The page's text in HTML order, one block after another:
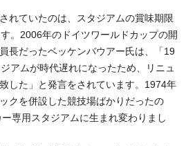
れていたのは、スタジアムの賞味期限
。2006年のドイツワールドカップの開
長だったベッケンバウアー氏は、「19
アムが時代遅れになったため、リニュ
した」と発言をされています。1974年
クを併設した競技場ばかりだったの
専用スタジアムに生まれ変わりまし